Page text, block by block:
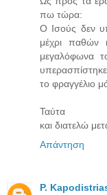
πω τώρα:
Ο Ισούς δεν
μέχρι παθών
μεγαλόφωνα
το φραγγέλιο
Ταύτα
και διατελώ
Απάντηση
P.